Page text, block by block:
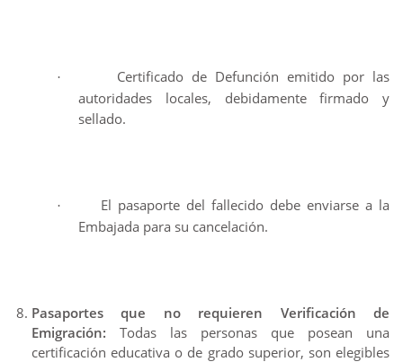
·
Certificado de Defunción emitido por las
autoridades locales, debidamente firmado y
sellado.
·
El pasaporte del fallecido debe enviarse a la
Embajada para su cancelación.
Pasaportes que no requieren Verificación de
Emigración: Todas las personas que posean una
certificación educativa o de grado superior, son elegibles